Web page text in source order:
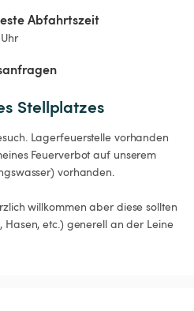
Abfahrtszeit
Stellplatzes
Lagerfeuerstelle vorhanden
Feuerverbot auf unserem
vorhanden.
willkommen aber diese sollten
etc.) generell an der Leine